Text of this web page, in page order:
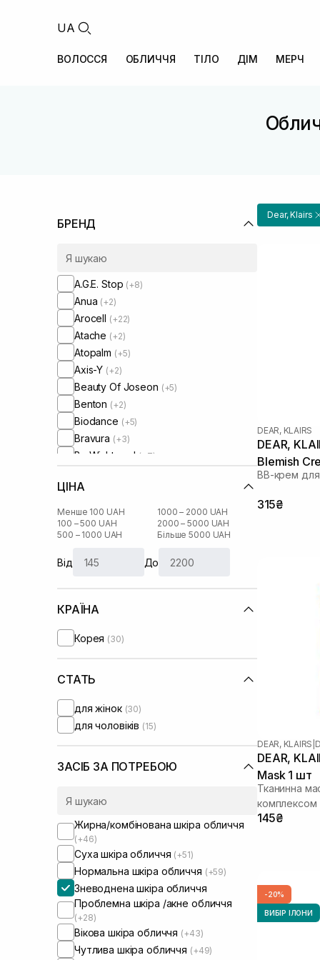
UA
ВОЛОССЯ ОБЛИЧЧЯ ТІЛО ДІМ МЕРЧ
БРЕНД
A.G.E. Stop (+8)
Anua (+2)
Arocell (+22)
Atache (+2)
Atopalm (+5)
Axis-Y (+2)
Beauty Of Joseon (+5)
Benton (+2)
Biodance (+5)
Bravura (+3)
By Wishtrend (+7)
Centellian24
Circadia (+4)
ColoreScience (+5)
Comfort Zone (+3)
Cos De Baha (+3)
Cu Skin
DCL(+5)
Dear, Klairs
Dr. Althea(+11)
Dr. Ceuracle
El’Code(+1)
Erborian(+8)
Geek and Gorgeous(+1)
Genesis(+2)
House of Hur
HydroPeptide
I'm From(+37)
IS Clinical (+7)
Image Skincare(+5)
Instytutum(+15)
Isehan
Lagom(+1)
Lalarecipe(+8)
ЦІНА
Менше 100 UAH
100 – 500 UAH
500 – 1000 UAH
1000 – 2000 UAH
2000 – 5000 UAH
Більше 5000 UAH
Від До
КРАЇНА
Корея (30)
СТАТЬ
для жінок (30)
для чоловіків (15)
ЗАСІБ ЗА ПОТРЕБОЮ
Жирна/комбінована шкіра обличчя
(+46)
Суха шкіра обличчя (+51)
Нормальна шкіра обличчя (+59)
Зневоднена шкіра обличчя
Проблемна шкіра /акне обличчя
(+28)
Вікова шкіра обличчя (+43)
Чутлива шкіра обличчя (+49)
Dear, Klairs
DEAR, KLAIRS
DEAR,
Blemish
ВВ-крем для
315₴
DEAR, KLAIRS
DEAR,
Mask 1 шт
Тканинна
комплексом
145₴
-20%
ВИБІР ІЛОНИ